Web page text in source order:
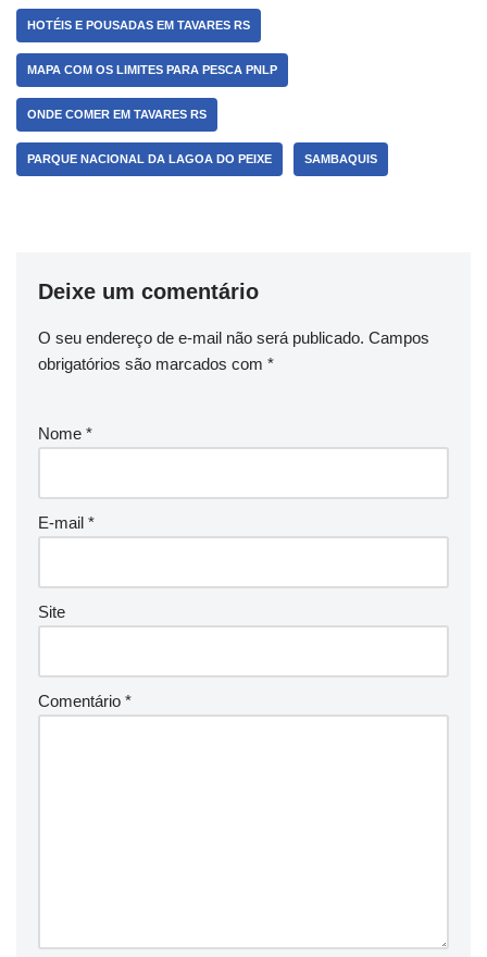
HOTÉIS E POUSADAS EM TAVARES RS
MAPA COM OS LIMITES PARA PESCA PNLP
ONDE COMER EM TAVARES RS
PARQUE NACIONAL DA LAGOA DO PEIXE SAMBAQUIS
Deixe um comentário
O seu endereço de e-mail não será publicado. Campos
obrigatórios são marcados com *
Nome *
E-mail *
Site
Comentário *